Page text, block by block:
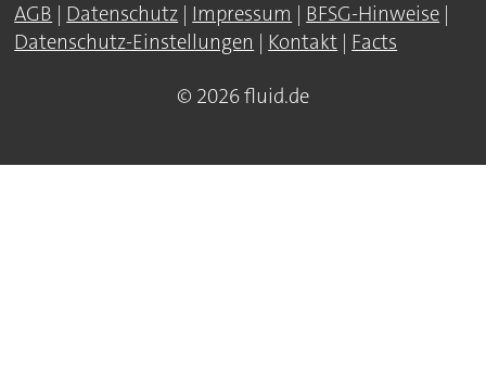
AGB | Datenschutz | Impressum | BFSG-Hinweise |
Datenschutz-Einstellungen | Kontakt | Facts
© 2026 fluid.de